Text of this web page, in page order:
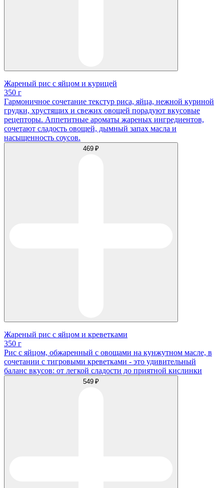
Жареный рис с яйцом и курицей
350 г
Гармоничное сочетание текстур риса, яйца, нежной куриной
грудки, хрустящих и свежих овощей порадуют вкусовые
рецепторы. Аппетитные ароматы жареных ингредиентов,
сочетают сладость овощей, дымный запах масла и
насыщенность соусов.
469 ₽
Жареный рис с яйцом и креветками
350 г
Рис с яйцом, обжаренный с овощами на кунжутном масле, в
сочетании с тигровыми креветками - это удивительный
баланс вкусов: от легкой сладости до приятной кислинки
549 ₽